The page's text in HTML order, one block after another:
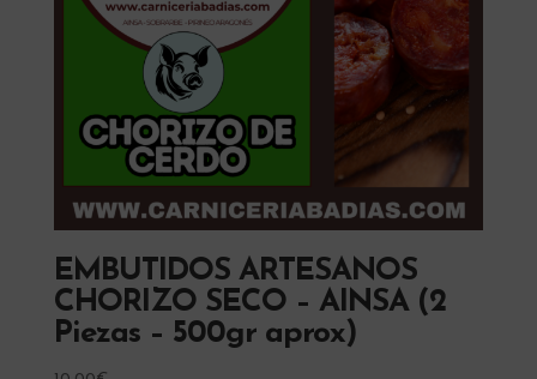
EMBUTIDOS ARTESANOS
CHORIZO SECO – AINSA (2
Piezas – 500gr aprox)